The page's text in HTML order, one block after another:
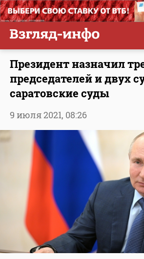
Президент назначил
председателей и двух
саратовские суды
9 июля 2021, 08:26